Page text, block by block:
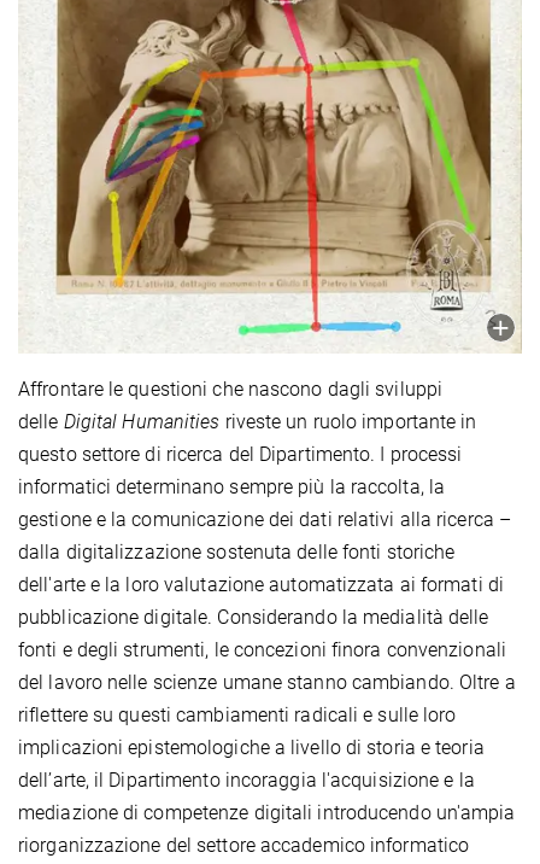
Affrontare le questioni che nascono dagli sviluppi
delle Digital Humanities riveste un ruolo importante in
questo settore di ricerca del Dipartimento. I processi
informatici determinano sempre più la raccolta, la
gestione e la comunicazione dei dati relativi alla ricerca –
dalla digitalizzazione sostenuta delle fonti storiche
dell'arte e la loro valutazione automatizzata ai formati di
pubblicazione digitale. Considerando la medialità delle
fonti e degli strumenti, le concezioni finora convenzionali
del lavoro nelle scienze umane stanno cambiando. Oltre a
riflettere su questi cambiamenti radicali e sulle loro
implicazioni epistemologiche a livello di storia e teoria
dell’arte, il Dipartimento incoraggia l'acquisizione e la
mediazione di competenze digitali introducendo un'ampia
riorganizzazione del settore accademico informatico